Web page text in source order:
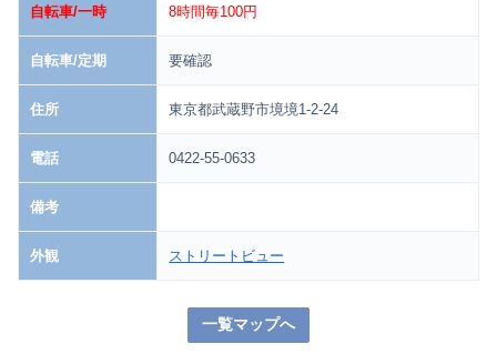
自転車/一時 8時間毎100円
自転車/定期 要確認
住所 東京都武蔵野市境境1-2-24
電話 0422-55-0633
備考
外観 ストリートビュー
一覧マップへ